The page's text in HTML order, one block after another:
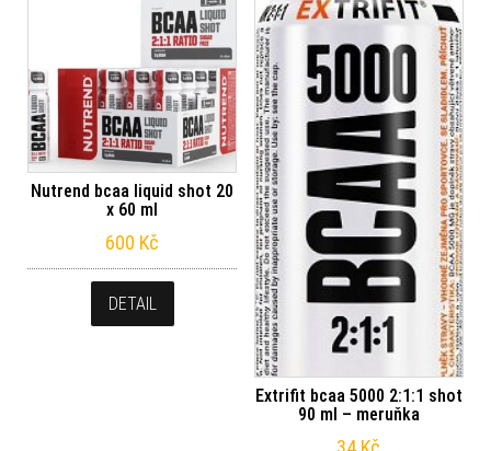
Nutrend bcaa liquid shot 20
x 60 ml
600 Kč
DETAIL
Extrifit bcaa 5000 2:1:1 shot
90 ml – meruňka